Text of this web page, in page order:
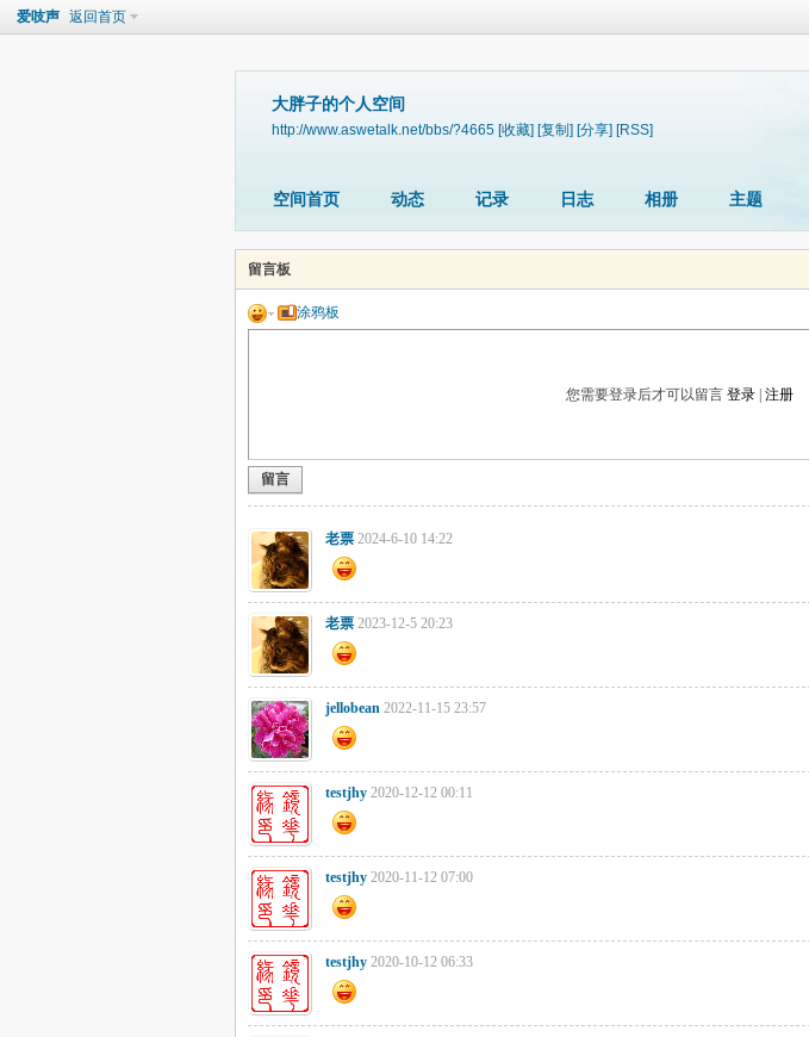
爱吱声 返回首页
大胖子的个人空间
http://www.aswetalk.net/bbs/?4665 [收藏] [复制] [分享] [RSS]
空间首页 动态 记录 日志 相册 主题
留言板
涂鸦板
您需要登录后才可以留言登录 |注册
留言
老票 2024-6-10 14:22
老票 2023-12-5 20:23
jellobean 2022-11-15 23:57
testjhy 2020-12-12 00:11
testjhy 2020-11-12 07:00
testjhy 2020-10-12 06:33